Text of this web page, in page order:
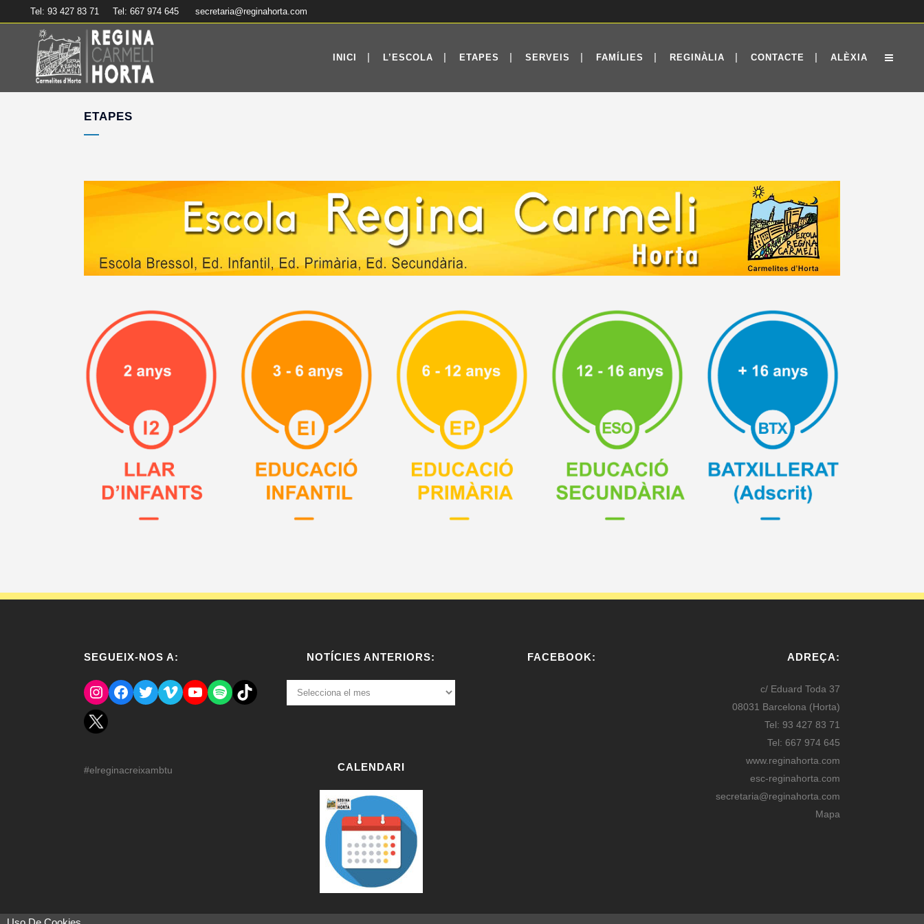
Tel: 93 427 83 71 Tel: 667 974 645 secretaria@reginahorta.com
INICI L’ESCOLA ETAPES SERVEIS FAMÍLIES REGINÀLIA CONTACTE ALÈXIA
ETAPES
SEGUEIX-NOS A:
Instagram
Facebook
TwitterVimeoYouTube
SpotifyEl Tik Tok del Regina.
#elreginacreixambtu
NOTÍCIES ANTERIORS:
NOTÍCIES
ANTERIORS:
CALENDARI
FACEBOOK: ADREÇA:
c/ Eduard Toda 37
08031 Barcelona (Horta)
Tel: 93 427 83 71
Tel: 667 974 645
www.reginahorta.com
esc-reginahorta.com
secretaria@reginahorta.com
Mapa